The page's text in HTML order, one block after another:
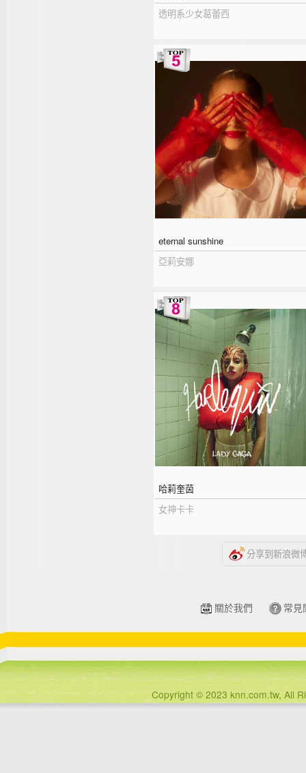
透明系少女葛蕾西
eternal sunshine
亞莉安娜
哈莉奎茵
女神卡卡
分享到新浪微
關於我們 常見
Copyright © 2023 knn.com.tw, All